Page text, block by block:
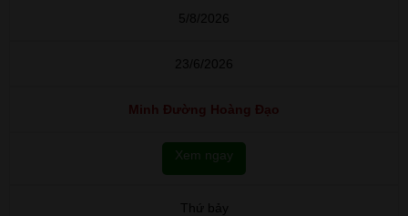
5/8/2026
23/6/2026
Minh Đường Hoàng Đạo
Xem ngay
Thứ bảy